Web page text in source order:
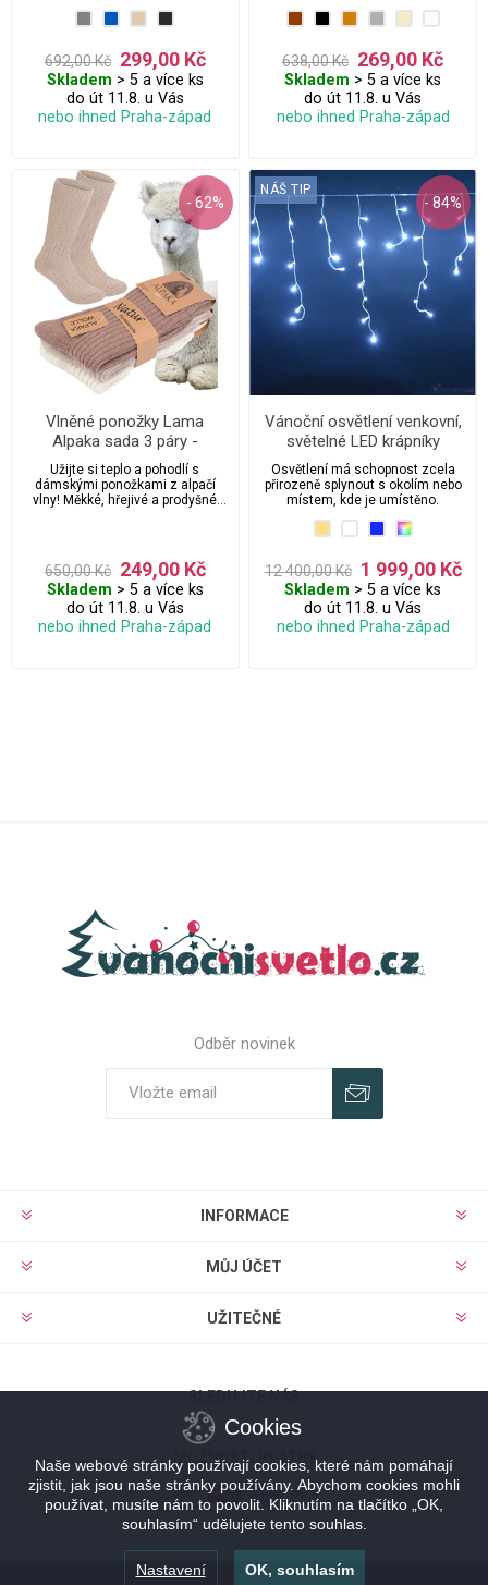
ideální pro chladné dny. Bez
komfort a volnou cirkulaci krve.
Perfektní volba pro citlivou
pokožku.
692,00 Kč 299,00 Kč
Skladem > 5 a více ks
do út 11.8. u Vás
nebo ihned Praha-západ
ideální pro chladné dny. Bez
komfort a volnou cirkulaci krve.
Perfektní volba pro citlivou
pokožku.
638,00 Kč 269,00 Kč
Skladem > 5 a více ks
do út 11.8. u Vás
nebo ihned Praha-západ
- 62%
Vlněné ponožky Lama
Alpaka sada 3 páry -
dámské
Užijte si teplo a pohodlí s
dámskými ponožkami z alpačí
vlny! Měkké, hřejivé a prodyšné
komfort a volnou cirkulaci krve.
Perfektní volba pro citlivou
pokožku.
650,00 Kč 249,00 Kč
Skladem > 5 a více ks
do út 11.8. u Vás
nebo ihned Praha-západ
- 84%
NÁŠ TIP
Vánoční osvětlení venkovní,
světelné LED krápníky
1000ks/25m
Osvětlení má schopnost zcela
přirozeně splynout s okolím nebo
místem, kde je umístěno.
12 400,00 Kč 1 999,00 Kč
Skladem > 5 a více ks
do út 11.8. u Vás
nebo ihned Praha-západ
Odběr novinek
INFORMACE
MŮJ ÚČET
UŽITEČNÉ
SLEDUJTE NÁS
MOŽNOSTI PLATBY
Cookies
Naše webové stránky používají cookies, které nám pomáhají
zjistit, jak jsou naše stránky používány. Abychom cookies mohli
používat, musíte nám to povolit. Kliknutím na tlačítko „OK,
souhlasím“ udělujete tento souhlas.
Nastavení OK, souhlasím